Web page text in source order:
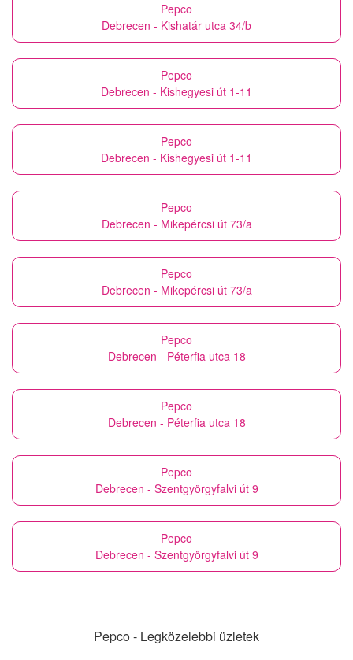
Pepco
Debrecen - Kishatár utca 34/b
Pepco
Debrecen - Kishegyesi út 1-11
Pepco
Debrecen - Kishegyesi út 1-11
Pepco
Debrecen - Mikepércsi út 73/a
Pepco
Debrecen - Mikepércsi út 73/a
Pepco
Debrecen - Péterfia utca 18
Pepco
Debrecen - Péterfia utca 18
Pepco
Debrecen - Szentgyörgyfalvi út 9
Pepco
Debrecen - Szentgyörgyfalvi út 9
Pepco - Legközelebbi üzletek